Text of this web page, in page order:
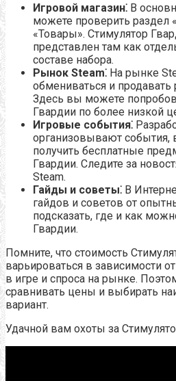
Игровой магазин⁚ В
можете проверить раздел
«Товары». Стимулятор
представлен там как
составе набора.
Рынок Steam⁚ На рынке
обмениваться и
Здесь вы можете
Гвардии по более низкой
Игровые события⁚
организовывают события,
получить бесплатные
Гвардии. Следите за
Steam.
Гайды и советы⁚ В
гайдов и советов от
подсказать, где и как
Гвардии.
Помните, что стоимость
варьироваться в зависимости
в игре и спроса на рынке.
сравнивать цены и выбирать
вариант.
Удачной вам охоты за